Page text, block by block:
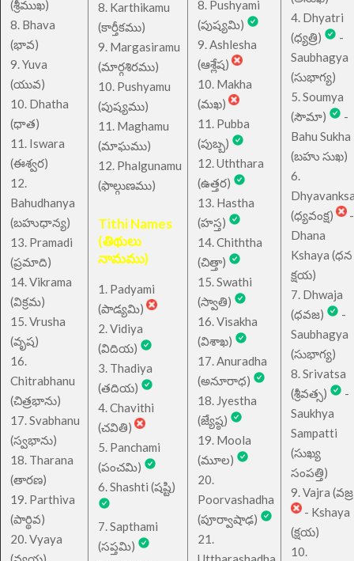
(శ్రీముఖ)
8. Bhava
(భావ)
9. Yuva
(యువ)
10. Dhatha
(ధాత)
11. Iswara
(ఈశ్వర)
12.
Bahudhanya
(బహుధాన్య)
13. Pramadi
(ప్రమాది)
14. Vikrama
(విక్రమ)
15. Vrusha
(వృష)
16.
Chitrabhanu
(చిత్రభాను)
17. Svabhanu
(స్వభాను)
18. Tharana
(తారణ)
19. Parthiva
(పార్థివ)
20. Vyaya
8. Karthikamu
(కార్తీకము)
9. Margasiramu
(మార్గశిరము)
10. Pushyamu
(పుష్యము)
11. Maghamu
(మాఘము)
12. Phalgunamu
(ఫాల్గుణము)
Tithi Names
(తిథులు
నామము)
1. Padyami
(పాడ్యమి)
2. Vidiya
(విదియ)
3. Thadiya
(తదియ)
4. Chavithi
(చవితి)
5. Panchami
(పంచమి)
6. Shashti (షష్టి)
7. Sapthami
(సప్తమి)
8. Pushyami
(పుష్యమి)
9. Ashlesha
(ఆశ్లేష)
10. Makha
(మఖ)
11. Pubba
(పుబ్బ)
12. Uththara
(ఉత్తర)
13. Hastha
(హస్త)
14. Chiththa
(చిత్తా)
15. Swathi
(స్వాతి)
16. Visakha
(విశాఖ)
17. Anuradha
(అనూరాధ)
18. Jyestha
(జ్యేష్ఠ)
19. Moola
(మూల)
20.
Poorvashadha
(పూర్వాషాఢ)
21.
4. Dhyatri
(ధ్యత్రి)
-
Saubhagya
(సుభాగ్య)
5. Soumya
(సౌమా)
-
Bahu Sukha
(బహు సుఖ)
6.
(ధ్యవంక్ష)
-
Dhana
Kshaya (ధన
క్షయ)
7. Dhwaja
(ధవజ)
-
Saubhagya
(సుభాగ్య)
8. Srivatsa
(శ్రీవత్స)
-
Saukhya
Sampatti
(సుఖ్య
సంపత్తి)
9. Vajra
- Kshaya
(క్షయ)
10.